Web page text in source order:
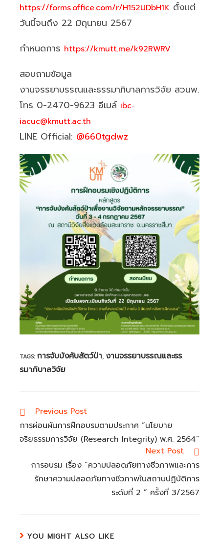
https://forms.office.com/r/H152UDbH1K ตั้งแต่
วันนี้จนถึง 22 มิถุนายน 2567
กำหนดการ https://kmutt.me/k92RWRV
สอบถามข้อมูล
งานจรรยาบรรณและธรรมาภิบาลการวิจัย สวนพ.
โทร 0-2470-9623 อีเมล์ ibc-
iacuc@kmutt.ac.th
LINE Official: @660tgdwz
TAGS: การจับบังคับสัตว์ป่า, งานจรรยาบรรณและธร
รมาภิบาลวิจัย
Read
articles
Previous Post
การผ่อนผันการฝึกอบรมตามประกาศ “นโยบาย
จริยธรรมการวิจัย (Research Integrity) พ.ศ. 2564”
Next Post
การอบรม เรื่อง “ความปลอดภัยทางชีวภาพและการ
รักษาความปลอดภัยทางชีวภาพในสถานปฏิบัติการ
ระดับที่ 2 ” ครั้งที่ 3/2567
YOU MIGHT ALSO LIKE